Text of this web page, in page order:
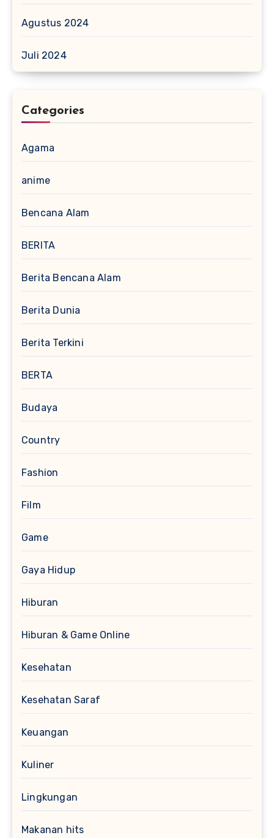
Agustus 2024
Juli 2024
Categories
Agama
anime
Bencana Alam
BERITA
Berita Bencana Alam
Berita Dunia
Berita Terkini
BERTA
Budaya
Country
Fashion
Film
Game
Gaya Hidup
Hiburan
Hiburan & Game Online
Kesehatan
Kesehatan Saraf
Keuangan
Kuliner
Lingkungan
Makanan hits